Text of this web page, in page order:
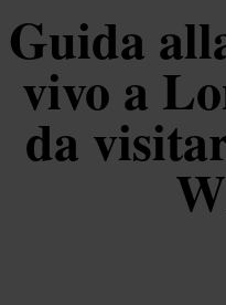
Guida
vivo a
da